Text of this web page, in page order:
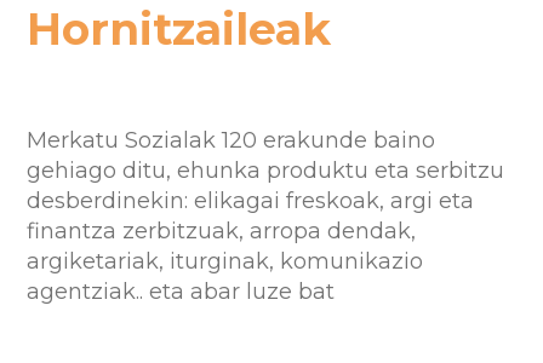
Hornitzaileak
Merkatu Sozialak 120 erakunde baino
gehiago ditu, ehunka produktu eta serbitzu
desberdinekin: elikagai freskoak, argi eta
finantza zerbitzuak, arropa dendak,
argiketariak, iturginak, komunikazio
agentziak.. eta abar luze bat